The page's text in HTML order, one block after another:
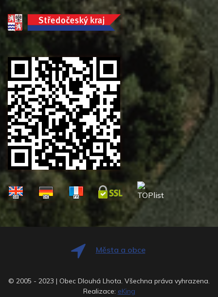
Města a obce
© 2005 - 2023 | Obec Dlouhá Lhota. Všechna práva vyhrazena.
Realizace: eKing